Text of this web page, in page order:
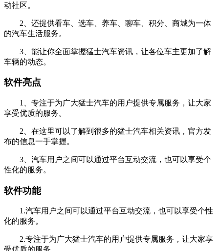
动社区。
2、还提供看车、选车、养车、聊车、积分、商城为一体
的汽车生活服务。
3、能让你全面掌握猛士汽车资讯，让各位车主更加了解
车辆的动态。
软件亮点
1、专注于为广大猛士汽车的用户提供专属服务，让大家
享受优质的服务。
2、在这里可以了解到很多的猛士汽车相关资讯，官方发
布的信息一手掌握。
3、汽车用户之间可以通过平台互动交流，也可以享受个
性化的服务。
软件功能
1.汽车用户之间可以通过平台互动交流，也可以享受个性
化的服务。
2.专注于为广大猛士汽车的用户提供专属服务，让大家享